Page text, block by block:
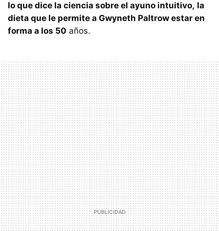
lo que dice la ciencia sobre el ayuno intuitivo, la
dieta que le permite a Gwyneth Paltrow estar en
forma a los 50 años.